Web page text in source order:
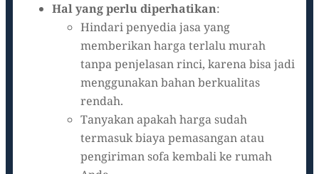
Hal yang perlu diperhatikan:
Hindari penyedia jasa yang
memberikan harga terlalu murah
tanpa penjelasan rinci, karena bisa jadi
menggunakan bahan berkualitas
rendah.
Tanyakan apakah harga sudah
termasuk biaya pemasangan atau
pengiriman sofa kembali ke rumah